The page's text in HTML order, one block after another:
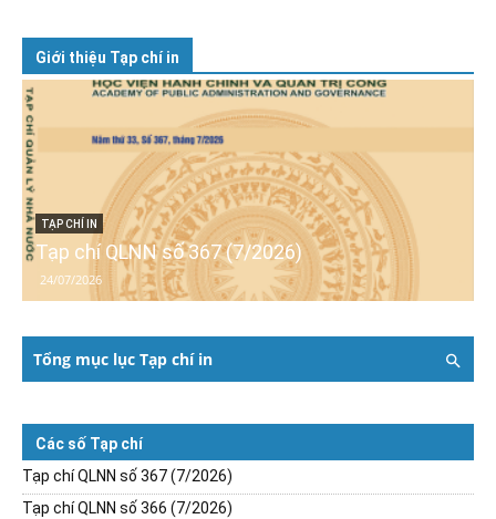
Giới thiệu Tạp chí in
TẠP CHÍ IN
Tạp chí QLNN số 367 (7/2026)
24/07/2026
Tổng mục lục Tạp chí in
Các số Tạp chí
Tạp chí QLNN số 367 (7/2026)
Tạp chí QLNN số 366 (7/2026)